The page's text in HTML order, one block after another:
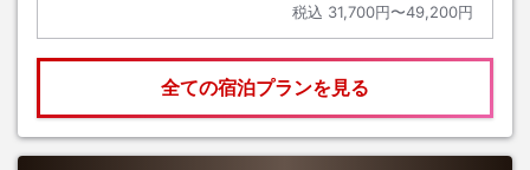
税込 31,700円〜49,200円
全ての宿泊プランを見る